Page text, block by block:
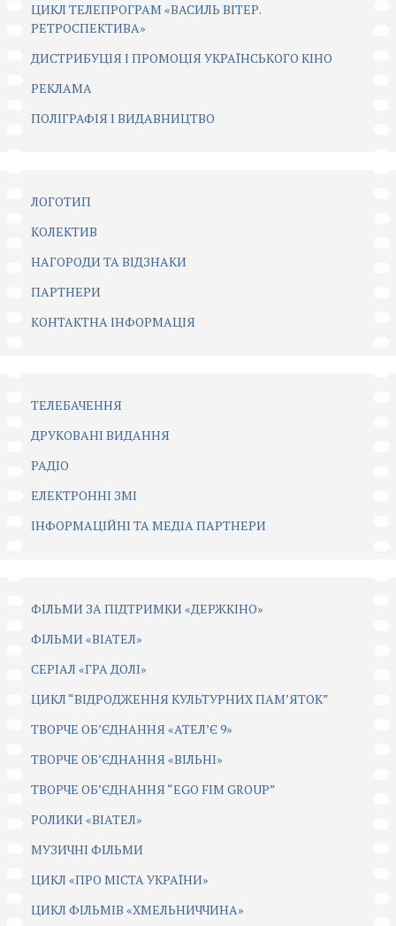
ЦИКЛ ТЕЛЕПРОГРАМ «ВАСИЛЬ ВІТЕР.
РЕТРОСПЕКТИВА»
ДИСТРИБУЦІЯ І ПРОМОЦІЯ УКРАЇНСЬКОГО КІНО
РЕКЛАМА
ПОЛІГРАФІЯ І ВИДАВНИЦТВО
ЛОГОТИП
КОЛЕКТИВ
НАГОРОДИ ТА ВІДЗНАКИ
ПАРТНЕРИ
КОНТАКТНА ІНФОРМАЦІЯ
ТЕЛЕБАЧЕННЯ
ДРУКОВАНІ ВИДАННЯ
РАДІО
ЕЛЕКТРОННІ ЗМІ
ІНФОРМАЦІЙНІ ТА МЕДІА ПАРТНЕРИ
ФІЛЬМИ ЗА ПІДТРИМКИ «ДЕРЖКІНО»
ФІЛЬМИ «ВІАТЕЛ»
СЕРІАЛ «ГРА ДОЛІ»
ЦИКЛ “ВІДРОДЖЕННЯ КУЛЬТУРНИХ ПАМ’ЯТОК”
ТВОРЧЕ ОБ’ЄДНАННЯ «АТЕЛ’Є 9»
ТВОРЧЕ ОБ’ЄДНАННЯ «ВІЛЬНІ»
ТВОРЧЕ ОБ’ЄДНАННЯ “EGO FIM GROUP”
РОЛИКИ «ВІАТЕЛ»
МУЗИЧНІ ФІЛЬМИ
ЦИКЛ «ПРО МІСТА УКРАЇНИ»
ЦИКЛ ФІЛЬМІВ «ХМЕЛЬНИЧЧИНА»